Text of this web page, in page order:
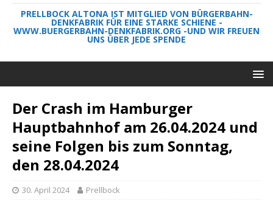
PRELLBOCK ALTONA IST MITGLIED VON BÜRGERBAHN-
DENKFABRIK FÜR EINE STARKE SCHIENE -
WWW.BUERGERBAHN-DENKFABRIK.ORG -UND WIR FREUEN
UNS ÜBER JEDE SPENDE
Der Crash im Hamburger
Hauptbahnhof am 26.04.2024 und
seine Folgen bis zum Sonntag,
den 28.04.2024
30. April 2024 Prellbock